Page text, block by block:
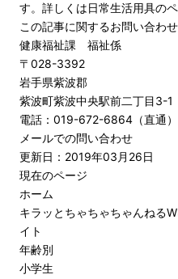
す。詳しくは日常生活用具の
この記事に関するお問い合わ
健康福祉課 福祉係
〒028-3392
岩手県紫波郡
紫波町紫波中央駅前二丁目3-1
電話：019-672-6864（直通）
メールでの問い合わせ
更新日：2019年03月26日
現在のページ
ホーム
キラッとちゃちゃちゃんねる
イト
年齢別
小学生